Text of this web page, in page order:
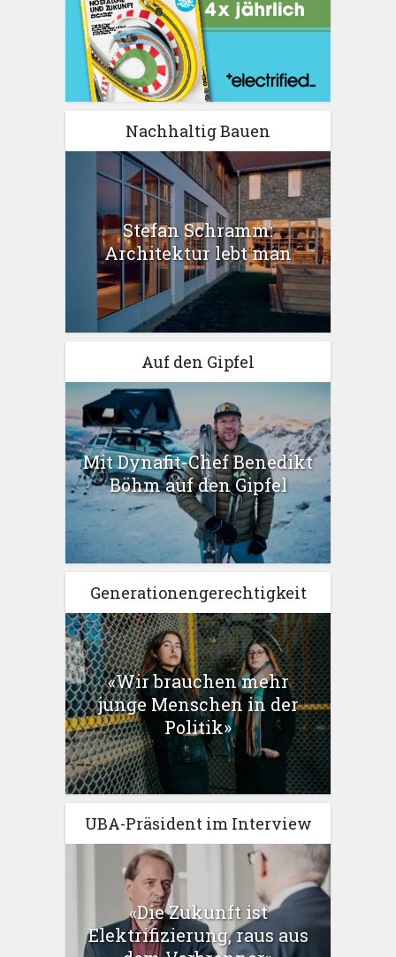
Nachhaltig Bauen
Stefan Schramm:
Architektur lebt man
Auf den Gipfel
Mit Dynafit-Chef Benedikt
Böhm auf den Gipfel
Generationengerechtigkeit
«Wir brauchen mehr
junge Menschen in der
Politik»
UBA-Präsident im Interview
«Die Zukunft ist
Elektrifizierung, raus aus